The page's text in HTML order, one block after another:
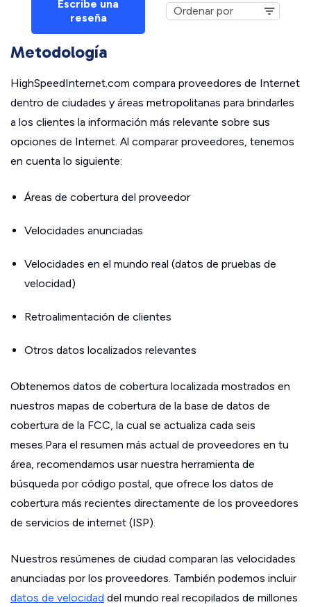
Escribe una
reseña
Metodología
HighSpeedInternet.com compara proveedores de Internet
dentro de ciudades y áreas metropolitanas para brindarles
a los clientes la información más relevante sobre sus
opciones de Internet. Al comparar proveedores, tenemos
en cuenta lo siguiente:
Áreas de cobertura del proveedor
Velocidades anunciadas
Velocidades en el mundo real (datos de pruebas de
velocidad)
Retroalimentación de clientes
Otros datos localizados relevantes
Obtenemos datos de cobertura localizada mostrados en
nuestros mapas de cobertura de la base de datos de
cobertura de la FCC, la cual se actualiza cada seis
meses.Para el resumen más actual de proveedores en tu
área, recomendamos usar nuestra herramienta de
búsqueda por código postal, que ofrece los datos de
cobertura más recientes directamente de los proveedores
de servicios de internet (ISP).
Nuestros resúmenes de ciudad comparan las velocidades
anunciadas por los proveedores. También podemos incluir
datos de velocidad del mundo real recopilados de millones